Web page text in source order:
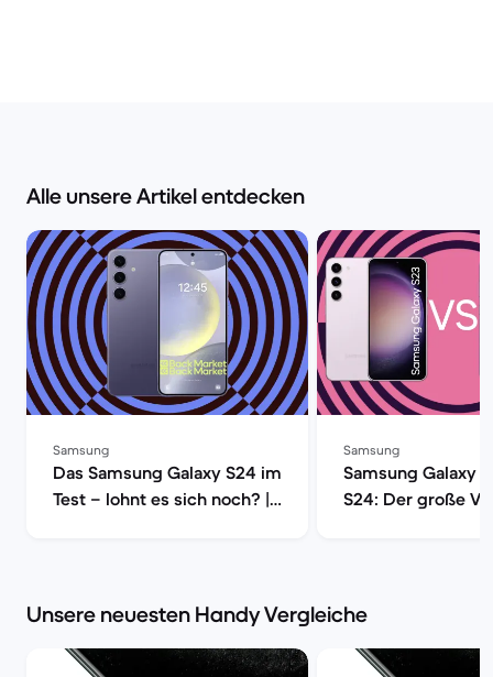
Alle unsere Artikel entdecken
Samsung
Das Samsung Galaxy S24 im
Test – lohnt es sich noch? |
Samsung
Samsung Galaxy
S24: Der große
Unsere neuesten Handy Vergleiche